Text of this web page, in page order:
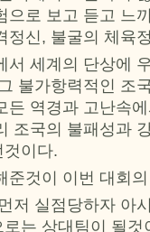
으로 보고 듣고 느
정신, 불굴의 체육
서 세계의 단상에
불가항력적인 조
든 역경과 고난속
조국의 불패성과
것이다.
준것이 이번 대회
저 실점당하자 아
는 상대팀이 될